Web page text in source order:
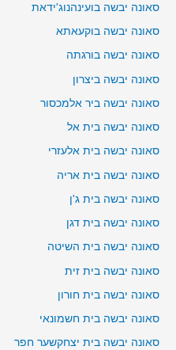
סאונה יבשה בועינהנוג'ידאת
סאונה יבשה בוקעאתא
סאונה יבשה בורגתה
סאונה יבשה ביצרון
סאונה יבשה ביר אלמכסור
סאונה יבשה בית אל
סאונה יבשה בית אלעזרי
סאונה יבשה בית אריה
סאונה יבשה בית ג'ן
סאונה יבשה בית דגן
סאונה יבשה בית השיטה
סאונה יבשה בית זית
סאונה יבשה בית חורון
סאונה יבשה בית חשמונאי
סאונה יבשה בית יצחקשער חפר